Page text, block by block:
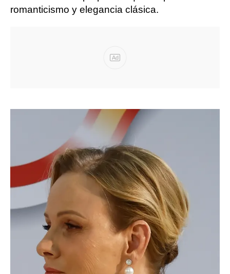
romanticismo y elegancia clásica.
Ad